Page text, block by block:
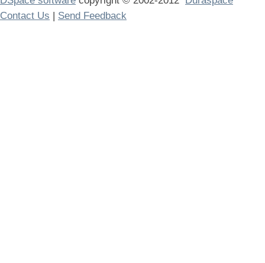
Contact Us | Send Feedback